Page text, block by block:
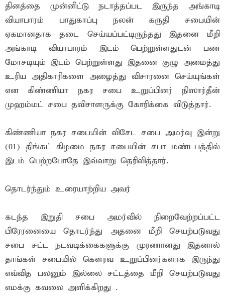
தினத்தை முன்னிட்டு நடாத்தப்பட இருந்த அங்காடி
வியாபாரம் பாதுகாப்பு நலன் கருதி சபையின்
ஏகமானதாக தடை செய்யப்பட்டிருந்தது இதனை மீறி
அங்காடி வியாபாரம் இடம் பெற்றுள்ளதுடன் பண
மோசடியும் இடம் பெற்றுள்ளது இதனை குழு அமைத்து
உரிய அதிகாரிகளை அழைத்து விசாரனை செய்யுங்கள்
என கிண்ணியா நகர சபை உறுப்பினர் நிஸார்தீன்
முஹம்மட் சபை தவிசாளருக்கு கோரிக்கை விடுத்தார்.
கிண்ணியா நகர சபையின் விசேட சபை அமர்வு இன்று
(01) திங்கட் கிழமை நகர சபையின் சபா மண்டபத்தில்
இடம் பெற்றபோதே இவ்வாறு தெரிவித்தார்.
தொடர்ந்தும் உரையாற்றிய அவர்
கடந்த இறுதி சபை அமர்வில் நிறைவேற்றப்பட்ட
பிரேரனையை தொடர்ந்து அதனை மீறி செயற்படுவது
சபை சட்ட நடவடிக்கைகளுக்கு முரணானது இதனால்
தாங்கள் சபையில் கௌரவ உறுப்பினர்களாக இருந்து
எவ்வித பலனும் இல்லை சட்டத்தை மீறி செயற்படுவது
எமக்கு கவலை அளிக்கிறது .